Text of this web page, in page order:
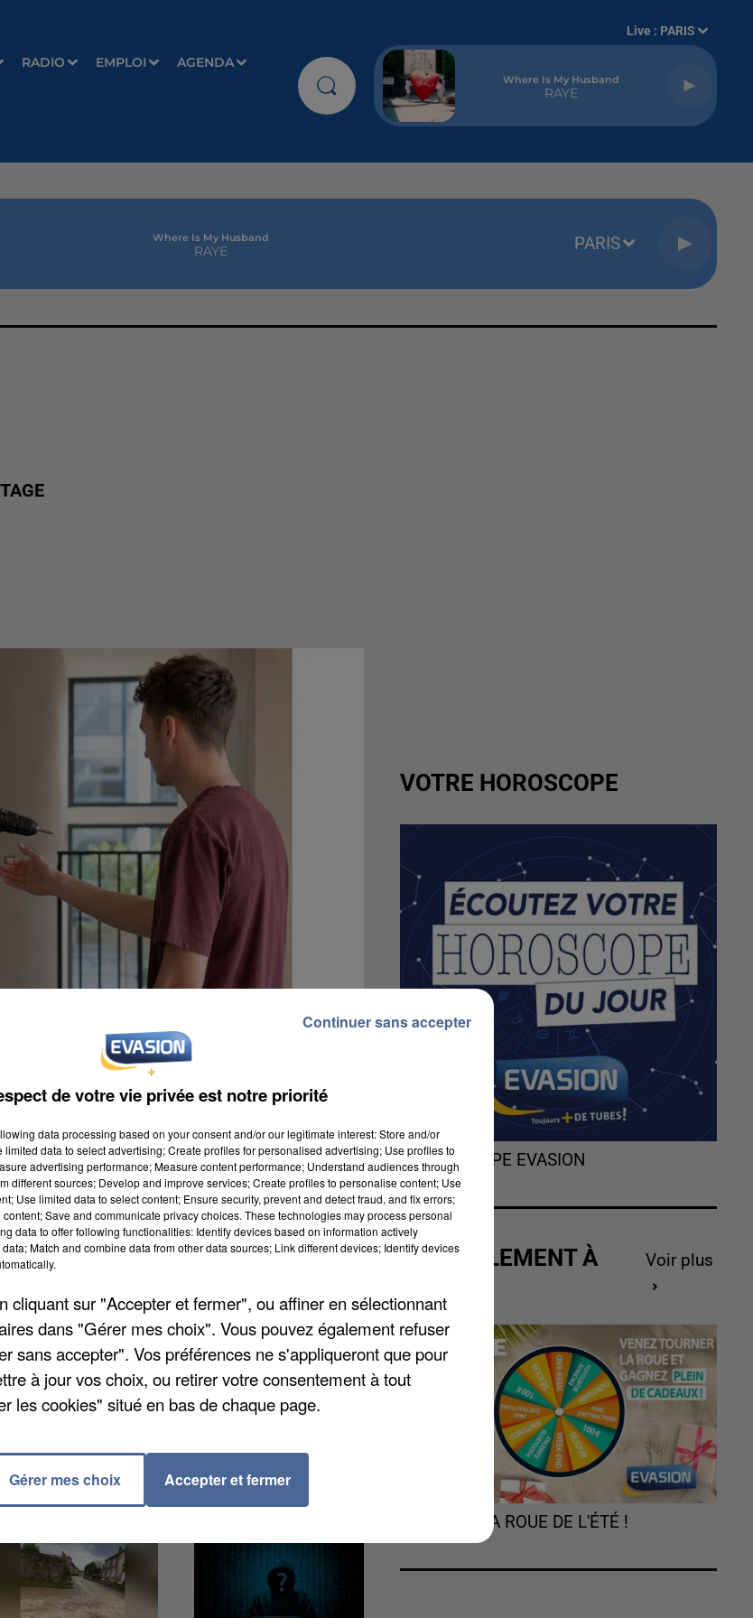
RADIO EMPLOI AGENDA
Live : PARIS
Where Is My Husband
RAYE
Where Is My Husband
RAYE PARIS
premier palmarès des villes où on se
cela, il a examiné les données de dix
Home Exchange ou encore Getaround. Et
des villes moyennes : Chelles est
la 117ème place.
VOTRE HOROSCOPE
L'HOROSCOPE EVASION
ACTUELLEMENT À
Voir plus
TOURNEZ LA ROUE DE L'ÉTÉ !
de votre vie privée est notre priorité
data processing based on your consent and/or our legitimate interest: Store and/or
data to select advertising; Create profiles for personalised advertising; Use profiles to
advertising performance; Measure content performance; Understand audiences through
different sources; Develop and improve services; Create profiles to personalise content; Use
Use limited data to select content; Ensure security, prevent and detect fraud, and fix errors;
Save and communicate privacy choices. These technologies may process personal
data to offer following functionalities: Identify devices based on information actively
Match and combine data from other data sources; Link different devices; Identify devices
cliquant sur "Accepter et fermer", ou affiner en sélectionnant
dans "Gérer mes choix". Vous pouvez également refuser
sans accepter". Vos préférences ne s'appliqueront que pour
à jour vos choix, ou retirer votre consentement à tout
les cookies" situé en bas de chaque page.
Gérer mes choix Accepter et fermer
Continuer sans accepter